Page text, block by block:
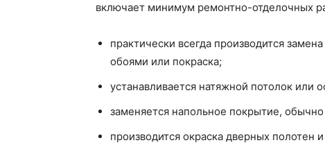
включает минимум ремонтно-отделочных
практически всегда производится
обоями или покраска;
устанавливается натяжной потолок или
заменяется напольное покрытие,
производится окраска дверных полотен